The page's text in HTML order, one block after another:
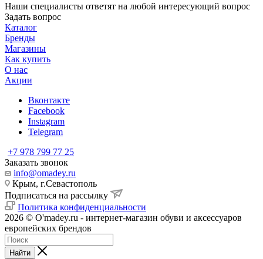
Наши специалисты ответят на любой интересующий вопрос
Задать вопрос
Каталог
Бренды
Магазины
Как купить
О нас
Акции
Вконтакте
Facebook
Instagram
Telegram
+7 978 799 77 25
Заказать звонок
info@omadey.ru
Крым, г.Севастополь
Подписаться на рассылку
Политика конфиденциальности
2026 © O'madey.ru - интернет-магазин обуви и аксессуаров
европейских брендов
Найти